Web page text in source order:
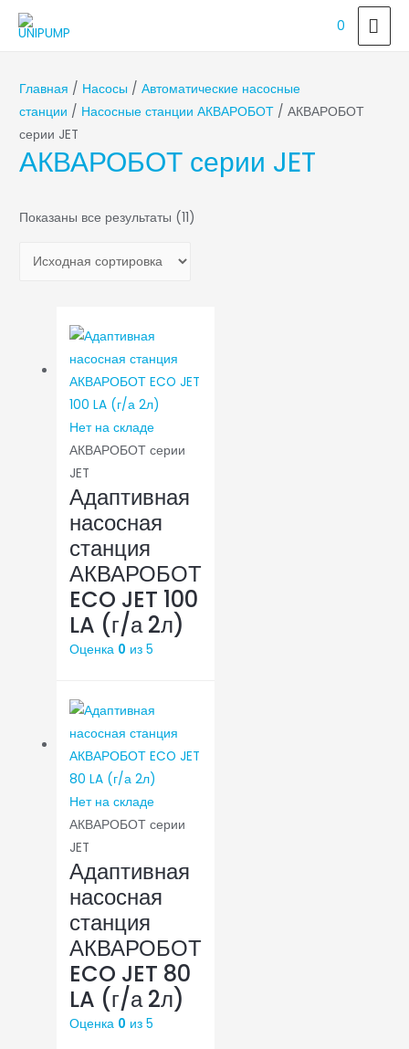
0
Главная / Насосы /Автоматические насосные
станции / Насосные станции АКВАРОБОТ / АКВАРОБОТ
серии JET
АКВАРОБОТ серии JET
Показаны все результаты (11)
Нет на складе
АКВАРОБОТ серии
JET
Адаптивная
насосная
станция
АКВАРОБОТ
ECO JET 100
LA (г/а 2л)
Оценка 0 из 5
Нет на складе
АКВАРОБОТ серии
JET
Адаптивная
насосная
станция
АКВАРОБОТ
ECO JET 80
LA (г/а 2л)
Оценка 0 из 5